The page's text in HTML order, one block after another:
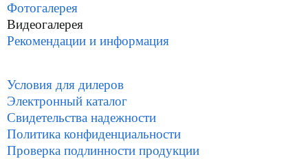
Фотогалерея
Видеогалерея
Рекомендации и информация
Условия для дилеров
Электронный каталог
Свидетельства надежности
Политика конфиденциальности
Проверка подлинности продукции